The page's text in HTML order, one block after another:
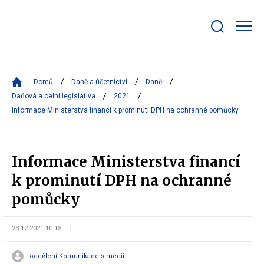
bar
Domů Daně a účetnictví
Daně
Daňová a celní legislativa
2021
Informace Ministerstva financí k prominutí DPH na ochranné pomůcky
Informace Ministerstva financí
k prominutí DPH na ochranné
pomůcky
23.12.2021 10:15
oddělení Komunikace s médii